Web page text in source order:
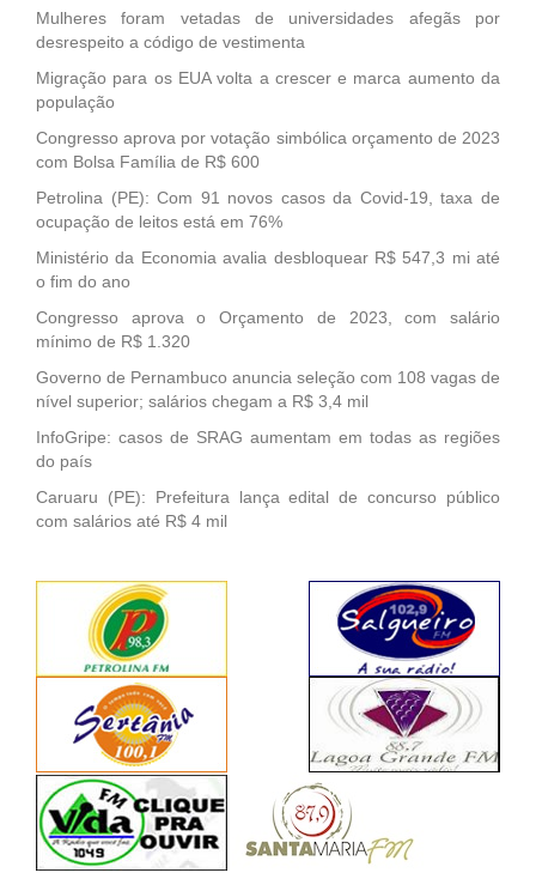
Mulheres foram vetadas de universidades afegãs por
desrespeito a código de vestimenta
Migração para os EUA volta a crescer e marca aumento da
população
Congresso aprova por votação simbólica orçamento de 2023
com Bolsa Família de R$ 600
Petrolina (PE): Com 91 novos casos da Covid-19, taxa de
ocupação de leitos está em 76%
Ministério da Economia avalia desbloquear R$ 547,3 mi até
o fim do ano
Congresso aprova o Orçamento de 2023, com salário
mínimo de R$ 1.320
Governo de Pernambuco anuncia seleção com 108 vagas de
nível superior; salários chegam a R$ 3,4 mil
InfoGripe: casos de SRAG aumentam em todas as regiões
do país
Caruaru (PE): Prefeitura lança edital de concurso público
com salários até R$ 4 mil